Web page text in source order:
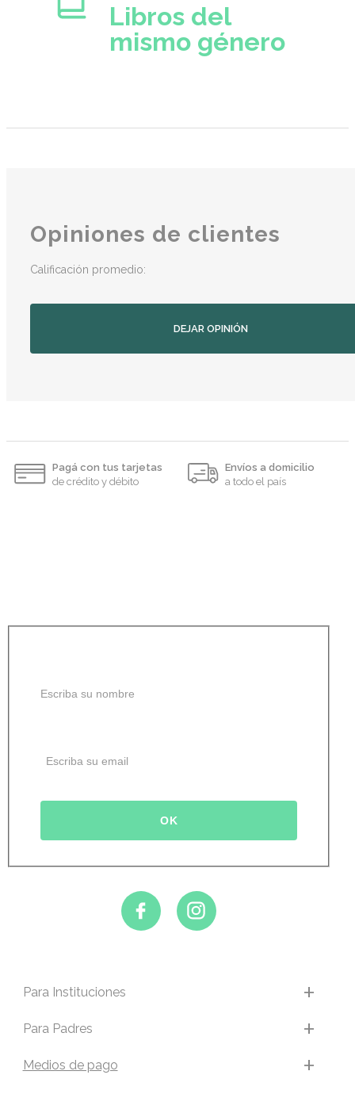
Libros del
mismo género
Opiniones de clientes
Calificación promedio:
DEJAR OPINIÓN
Pagá con tus tarjetas
de crédito y débito
Envíos a domicilio
a todo el país
Para Instituciones
Para Padres
Medios de pago